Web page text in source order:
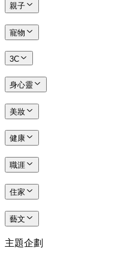
親子
寵物
3C
身心靈
美妝
健康
職涯
住家
藝文
主題企劃